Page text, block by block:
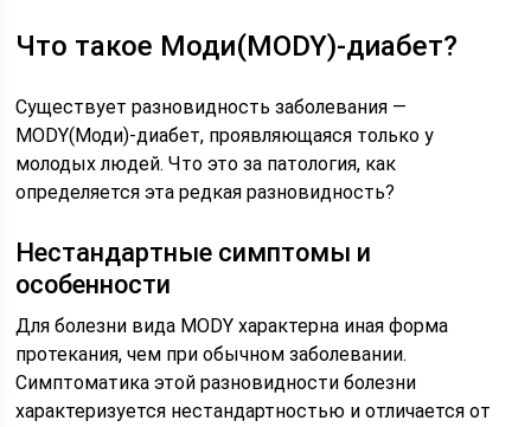
Что такое Моди(MODY)-диабет?
Существует разновидность заболевания —
MODY(Моди)-диабет, проявляющаяся только у
молодых людей. Что это за патология, как
определяется эта редкая разновидность?
Нестандартные симптомы и
особенности
Для болезни вида MODY характерна иная форма
протекания, чем при обычном заболевании.
Симптоматика этой разновидности болезни
характеризуется нестандартностью и отличается от